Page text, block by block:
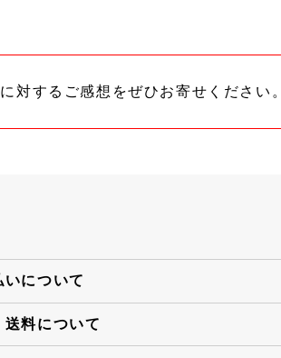
対するご感想をぜひお寄せください。
いについて
送料について